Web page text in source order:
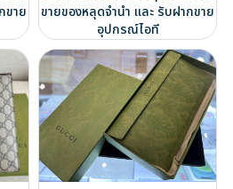
ขาย
ขายของหลุดจำนำ และ รับฝากขาย
อุปกรณ์ไอที